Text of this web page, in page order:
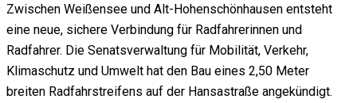
Zwischen Weißensee und Alt-Hohenschönhausen entsteht
eine neue, sichere Verbindung für Radfahrerinnen und
Radfahrer. Die Senatsverwaltung für Mobilität, Verkehr,
Klimaschutz und Umwelt hat den Bau eines 2,50 Meter
breiten Radfahrstreifens auf der Hansastraße angekündigt.